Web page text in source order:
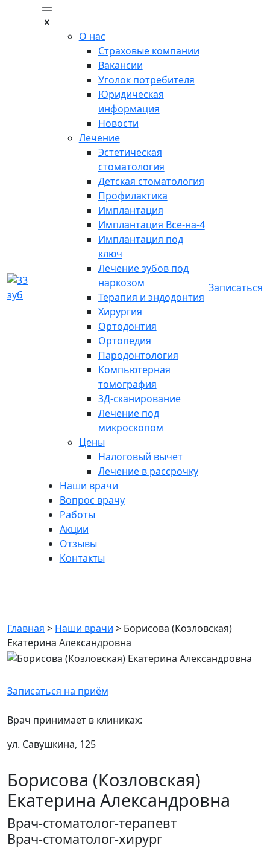
О нас
Страховые компании
Вакансии
Уголок потребителя
Юридическая
информация
Новости
Лечение
Эстетическая
стоматология
Детская стоматология
Профилактика
Имплантация
Имплантация Все-на-4
Имплантация под
ключ
Лечение зубов под
наркозом
Терапия и эндодонтия
Хирургия
Ортодонтия
Ортопедия
Пародонтология
Компьютерная
томография
3Д-сканирование
Лечение под
микроскопом
Цены
Налоговый вычет
Лечение в рассрочку
Наши врачи
Вопрос врачу
Работы
Акции
Отзывы
Контакты
Записаться
Главная > Наши врачи > Борисова (Козловская)
Екатерина Александровна
Записаться на приём
Врач принимает в клиниках:
ул. Савушкина, 125
Борисова (Козловская)
Екатерина Александровна
Врач-стоматолог-терапевт
Врач-стоматолог-хирург